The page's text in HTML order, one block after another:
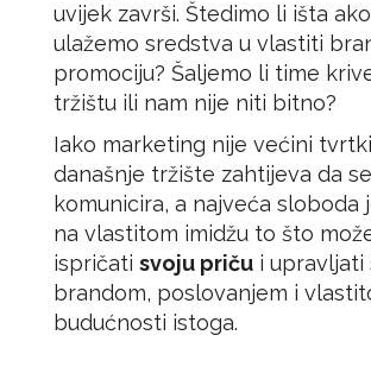
uvijek završi. Štedimo li išta
ulažemo sredstva u vlastiti
promociju? Šaljemo li time
tržištu ili nam nije niti bitno?
Iako marketing nije većini tvrtki
današnje tržište zahtijeva da
komunicira, a najveća sloboda
na vlastitom imidžu to što
ispričati svoju priču i upravljati
brandom, poslovanjem i
budućnosti istoga.